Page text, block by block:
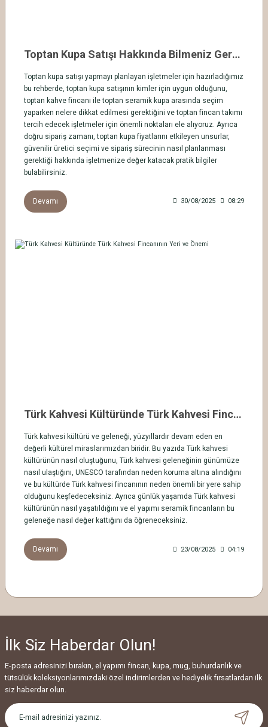
Toptan Kupa Satışı Hakkında Bilmeniz Gerekenler
Toptan kupa satışı yapmayı planlayan işletmeler için hazırladığımız
bu rehberde, toptan kupa satışının kimler için uygun olduğunu,
toptan kahve fincanı ile toptan seramik kupa arasında seçim
yaparken nelere dikkat edilmesi gerektiğini ve toptan fincan takımı
tercih edecek işletmeler için önemli noktaları ele alıyoruz. Ayrıca
doğru sipariş zamanı, toptan kupa fiyatlarını etkileyen unsurlar,
güvenilir üretici seçimi ve sipariş sürecinin nasıl planlanması
gerektiği hakkında işletmenize değer katacak pratik bilgiler
bulabilirsiniz.
Devamı 30/08/2025 08:29
Türk Kahvesi Kültüründe Türk Kahvesi Fincanının Yeri ve Önemi
Türk kahvesi kültürü ve geleneği, yüzyıllardır devam eden en
değerli kültürel miraslarımızdan biridir. Bu yazıda Türk kahvesi
kültürünün nasıl oluştuğunu, Türk kahvesi geleneğinin günümüze
nasıl ulaştığını, UNESCO tarafından neden koruma altına alındığını
ve bu kültürde Türk kahvesi fincanının neden önemli bir yere sahip
olduğunu keşfedeceksiniz. Ayrıca günlük yaşamda Türk kahvesi
kültürünün nasıl yaşatıldığını ve el yapımı seramik fincanların bu
geleneğe nasıl değer kattığını da öğreneceksiniz.
Devamı 23/08/2025 04:19
İlk Siz Haberdar Olun!
E-posta adresinizi bırakın, el yapımı fincan, kupa, mug, buhurdanlık ve
tütsülük koleksiyonlarımızdaki özel indirimlerden ve hediyelik fırsatlardan ilk
siz haberdar olun.